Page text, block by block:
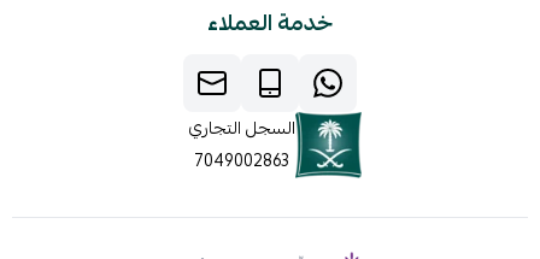
خدمة العملاء
السجل التجاري
7049002863